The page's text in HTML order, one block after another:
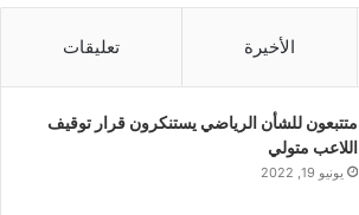
الأخيرة تعليقات
متتبعون للشأن الرياضي يستنكرون قرار توقيف
اللاعب متولي
يونيو 19, 2022